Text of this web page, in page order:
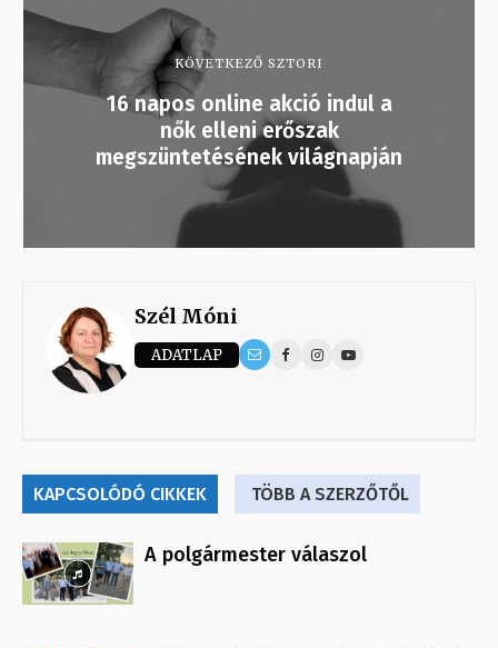
KÖVETKEZŐ SZTORI
16 napos online akció indul a
nők elleni erőszak
megszüntetésének világnapján
Szél Móni
ADATLAP
KAPCSOLÓDÓ CIKKEK TÖBB A SZERZŐTŐL
A polgármester válaszol